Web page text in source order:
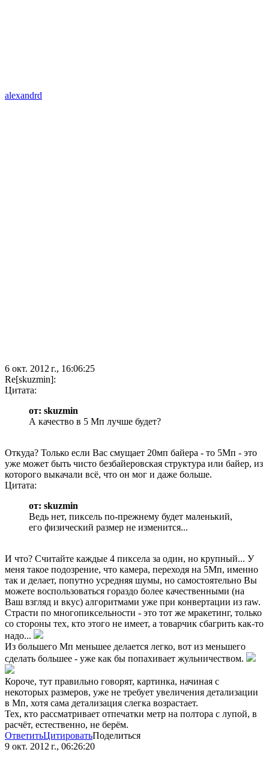
alexandrd
6 окт. 2012 г., 16:06:25
Re[skuzmin]:
Цитата:
от: skuzmin
А качество в 5 Мп лучше будет?
Откуда? Только если Вас смущает 20мп байера - то 5Мп - это
уже может быть чисто безбайеровская структура или байер, из
которого выкачали всё, что он мог и даже больше.
Цитата:
от: skuzmin
Ведь нет, пиксель по-прежнему будет маленький,
его физический размер не изменится...
И что? Считайте каждые 4 пиксела за один, но крупный... У
меня такое подозрение, что камера, переходя на 5Мп, именно
так и делает, попутно усредняя шумы, но самостоятельно Вы
можете воспользоваться гораздо более качественными (на
Ваш взгляд и вкус) алгоритмами уже при конвертации из raw.
Страсти по многопиксельности - это тот же мракетинг, только
со стороны тех, кто этого не имеет, а товарчик сбагрить как-то
надо...
Из большего Мп меньшее делается легко, вот из меньшего
сделать большее - уже как бы попахивает жульничеством.
Короче, тут правильно говорят, картинка, начиная с
некоторых размеров, уже не требует увеличения детализации
в Мп, хотя сама детализация слегка возрастает.
Тех, кто рассматривает отпечатки метр на полтора с лупой, в
расчёт, естественно, не берём.
ОтветитьЦитироватьПоделиться
9 окт. 2012 г., 06:26:20